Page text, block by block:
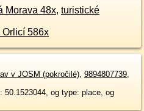
Morava 48x, turistické
Orlicí 586x
v JOSM (pokročilé), 9894807739,
50.1523044, og type: place, og